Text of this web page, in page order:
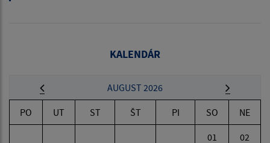
KALENDÁR
AUGUST 2026
PO UT ST ŠT PI SO NE
01 02